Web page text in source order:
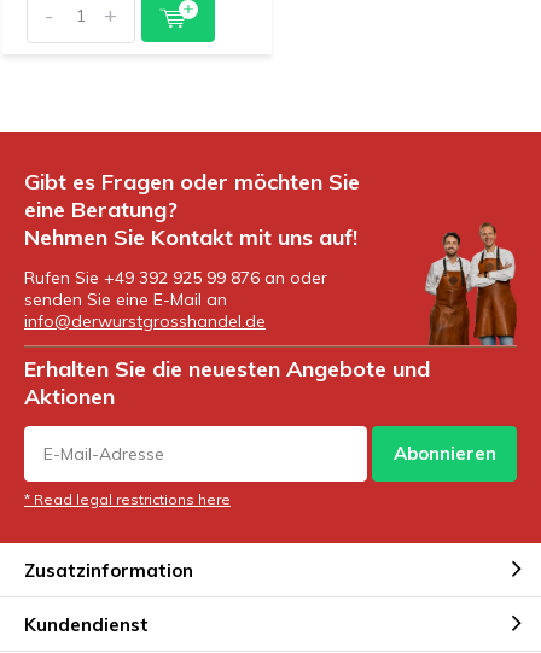
- +
Gibt es Fragen oder möchten Sie
eine Beratung?
Nehmen Sie Kontakt mit uns auf!
Rufen Sie +49 392 925 99 876 an oder
senden Sie eine E-Mail an
info@derwurstgrosshandel.de
Erhalten Sie die neuesten Angebote und
Aktionen
Abonnieren
* Read legal restrictions here
Zusatzinformation
Kundendienst